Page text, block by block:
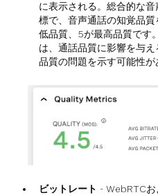
に表示される。総合的な
標で、音声通話の知覚品
低品質、5が最高品質です
は、通話品質に影響を与
品質の問題を示す可能性が
ビットレート - WebRTC